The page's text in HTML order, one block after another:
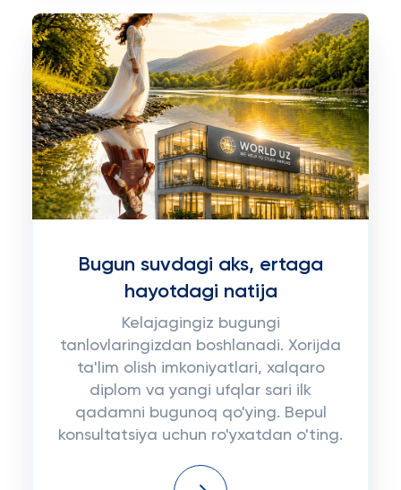
Bugun suvdagi aks, ertaga
hayotdagi natija
Kelajagingiz bugungi
tanlovlaringizdan boshlanadi. Xorijda
ta'lim olish imkoniyatlari, xalqaro
diplom va yangi ufqlar sari ilk
qadamni bugunoq qo'ying. Bepul
konsultatsiya uchun ro'yxatdan o'ting.